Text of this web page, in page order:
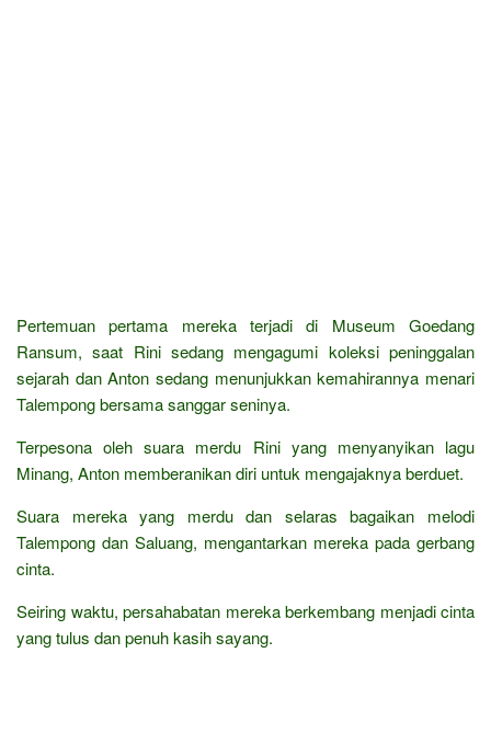
Pertemuan pertama mereka terjadi di Museum Goedang
Ransum, saat Rini sedang mengagumi koleksi peninggalan
sejarah dan Anton sedang menunjukkan kemahirannya menari
Talempong bersama sanggar seninya.
Terpesona oleh suara merdu Rini yang menyanyikan lagu
Minang, Anton memberanikan diri untuk mengajaknya berduet.
Suara mereka yang merdu dan selaras bagaikan melodi
Talempong dan Saluang, mengantarkan mereka pada gerbang
cinta.
Seiring waktu, persahabatan mereka berkembang menjadi cinta
yang tulus dan penuh kasih sayang.